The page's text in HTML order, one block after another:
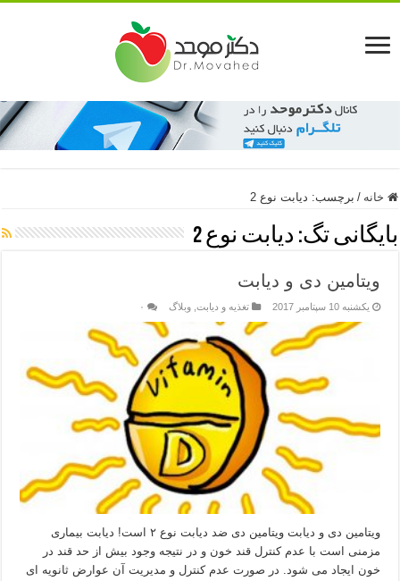
خانه / برچسب: دیابت نوع 2
بایگانی تگ: دیابت نوع 2
ویتامین دی و دیابت
یکشنبه 10 سپتامبر 2017 تغذیه و دیابت ,وبلاگ ۰
ویتامین دی و دیابت ویتامین دی ضد دیابت نوع ۲ است! دیابت بیماری
مزمنی است با عدم کنترل قند خون و در نتیجه وجود بیش از حد قند در
خون ایجاد می شود. در صورت عدم کنترل و مدیریت آن عوارض ثانویه ای